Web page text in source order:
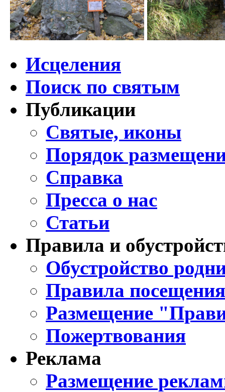
Исцеления
Поиск по святым
Публикации
Святые, иконы
Порядок
Справка
Пресса о нас
Статьи
Правила и
Обустройство
Правила
Размещение
Пожертвования
Реклама
Размещение